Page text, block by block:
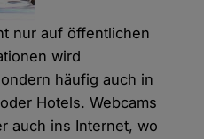
nur auf öffentlichen
wird
häufig auch in
Hotels. Webcams
auch ins Internet, wo